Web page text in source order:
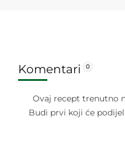
Komentari 0
Ovaj recept trenutno
Budi prvi koji će